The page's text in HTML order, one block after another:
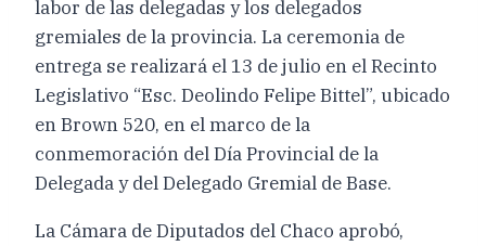
labor de las delegadas y los delegados
gremiales de la provincia. La ceremonia de
entrega se realizará el 13 de julio en el Recinto
Legislativo “Esc. Deolindo Felipe Bittel”, ubicado
en Brown 520, en el marco de la
conmemoración del Día Provincial de la
Delegada y del Delegado Gremial de Base.
La Cámara de Diputados del Chaco aprobó,